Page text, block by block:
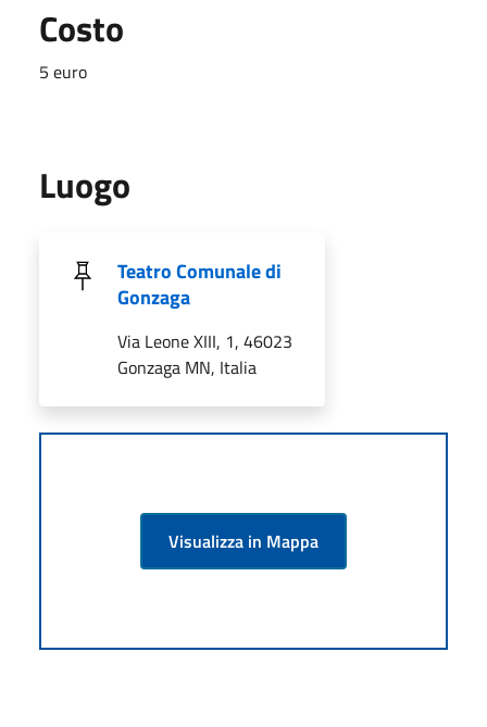
Costo
5 euro
Luogo
Teatro Comunale di
Gonzaga
Via Leone XIII, 1, 46023
Gonzaga MN, Italia
Visualizza in Mappa